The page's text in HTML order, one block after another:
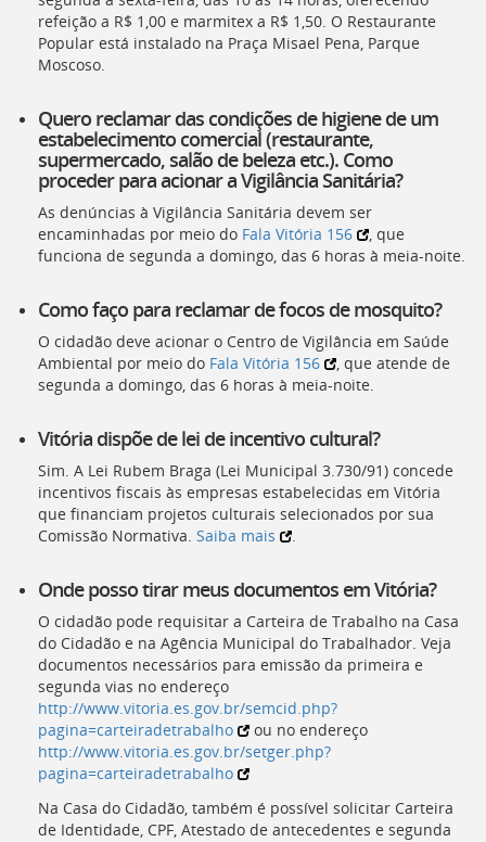
refeição a R$ 1,00 e marmitex a R$ 1,50. O Restaurante
Popular está instalado na Praça Misael Pena, Parque
Moscoso.
Quero reclamar das condições de higiene de um
estabelecimento comercial (restaurante,
supermercado, salão de beleza etc.). Como
proceder para acionar a Vigilância Sanitária?
As denúncias à Vigilância Sanitária devem ser
encaminhadas por meio do Fala Vitória 156
, que
funciona de segunda a domingo, das 6 horas à meia-noite.
Como faço para reclamar de focos de mosquito?
O cidadão deve acionar o Centro de Vigilância em Saúde
Ambiental por meio do Fala Vitória 156
, que atende de
segunda a domingo, das 6 horas à meia-noite.
Vitória dispõe de lei de incentivo cultural?
Sim. A Lei Rubem Braga (Lei Municipal 3.730/91) concede
incentivos fiscais às empresas estabelecidas em Vitória
que financiam projetos culturais selecionados por sua
Comissão Normativa. Saiba mais
Onde posso tirar meus documentos em Vitória?
O cidadão pode requisitar a Carteira de Trabalho na Casa
do Cidadão e na Agência Municipal do Trabalhador. Veja
documentos necessários para emissão da primeira e
segunda vias no endereço
http://www.vitoria.es.gov.br/semcid.php?
pagina=carteiradetrabalho
ou no endereço
http://www.vitoria.es.gov.br/setger.php?
pagina=carteiradetrabalho
Na Casa do Cidadão, também é possível solicitar Carteira
de Identidade, CPF, Atestado de antecedentes e segunda